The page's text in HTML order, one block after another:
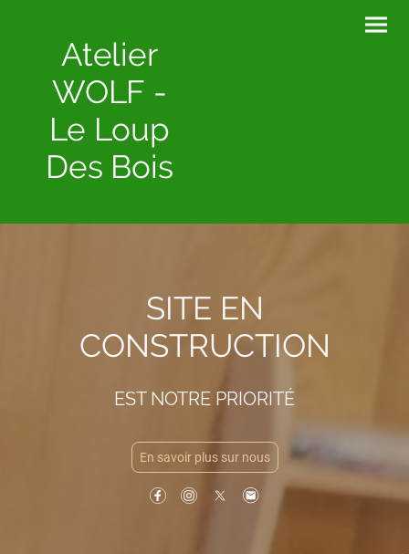
Atelier
WOLF -
Le Loup
Des Bois
SITE EN
CONSTRUCTION
EST NOTRE PRIORITÉ
En savoir plus sur nous